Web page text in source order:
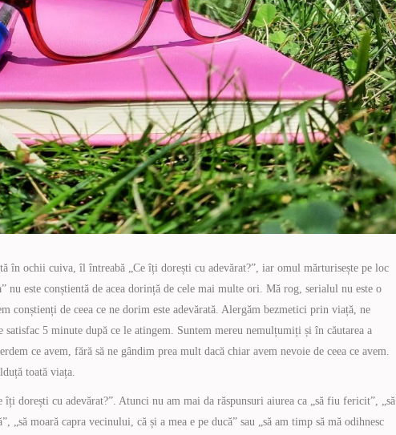
în ochii cuiva, îl întreabă „Ce îți dorești cu adevărat?”, iar omul mărturisește pe loc
nu este conștientă de acea dorință de cele mai multe ori. Mă rog, serialul nu este o
conștienți de ceea ce ne dorim este adevărată. Alergăm bezmetici prin viață, ne
5 minute după ce le atingem. Suntem mereu nemulțumiți și în căutarea a
ce avem, fără să ne gândim prea mult dacă chiar avem nevoie de ceea ce avem.
toată viața.
dorești cu adevărat?”. Atunci nu am mai da răspunsuri aiurea ca „să fiu fericit”, „să
„să moară capra vecinului, că și a mea e pe ducă” sau „să am timp să mă odihnesc